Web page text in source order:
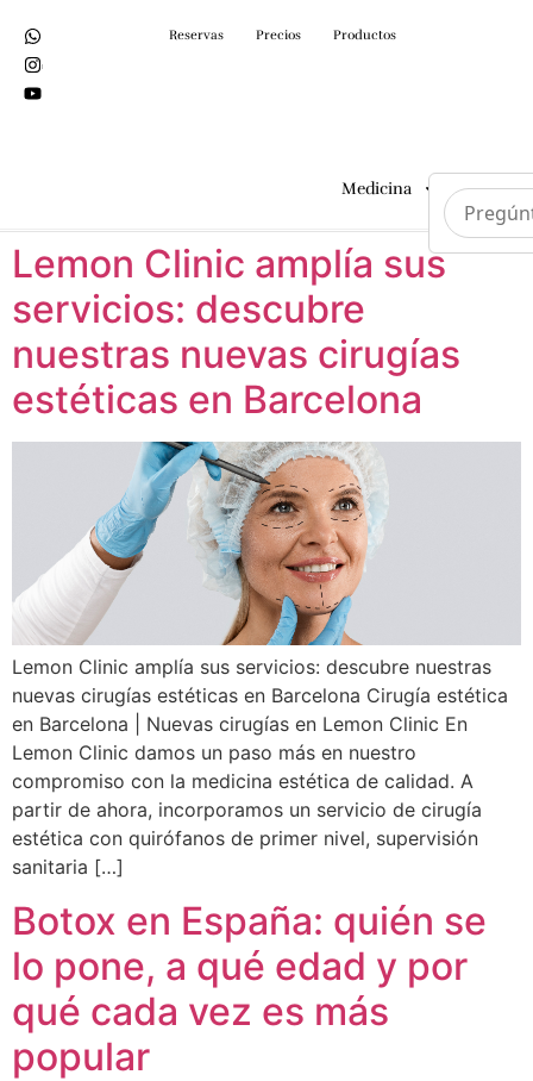
Reservas Precios Productos
Medicina Cirugías
Lemon Clinic amplía sus
servicios: descubre
nuestras nuevas cirugías
estéticas en Barcelona
Lemon Clinic amplía sus servicios: descubre nuestras
nuevas cirugías estéticas en Barcelona Cirugía estética
en Barcelona | Nuevas cirugías en Lemon Clinic En
Lemon Clinic damos un paso más en nuestro
compromiso con la medicina estética de calidad. A
partir de ahora, incorporamos un servicio de cirugía
estética con quirófanos de primer nivel, supervisión
sanitaria […]
Botox en España: quién se
lo pone, a qué edad y por
qué cada vez es más
popular